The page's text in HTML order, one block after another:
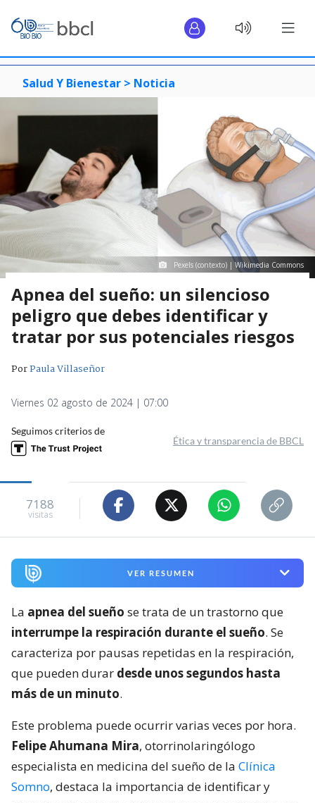
Salud Y Bienestar > Noticia
Pexels (contexto) | Wikimedia Commons
Apnea del sueño: un silencioso
peligro que debes identificar y
tratar por sus potenciales riesgos
PorPaula Villaseñor
Viernes 02 agosto de 2024 | 07:00
Seguimos criterios de
Ética y transparencia de BBCL
7188
visitas
VER RESUMEN
La apnea del sueño se trata de un trastorno que
interrumpe la respiración durante el sueño. Se
caracteriza por pausas repetidas en la respiración,
que pueden durar desde unos segundos hasta
más de un minuto.
Este problema puede ocurrir varias veces por hora.
Felipe Ahumana Mira, otorrinolaringólogo
especialista en medicina del sueño de la Clínica
Somno, destaca la importancia de identificar y